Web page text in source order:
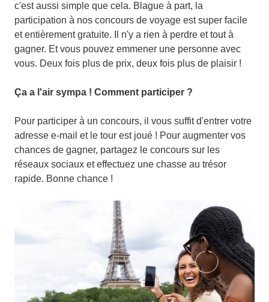
c'est aussi simple que cela. Blague à part, la
participation à nos concours de voyage est super facile
et entièrement gratuite. Il n'y a rien à perdre et tout à
gagner. Et vous pouvez emmener une personne avec
vous. Deux fois plus de prix, deux fois plus de plaisir !
Ça a l'air sympa ! Comment participer ?
Pour participer à un concours, il vous suffit d'entrer votre
adresse e-mail et le tour est joué ! Pour augmenter vos
chances de gagner, partagez le concours sur les
réseaux sociaux et effectuez une chasse au trésor
rapide. Bonne chance !